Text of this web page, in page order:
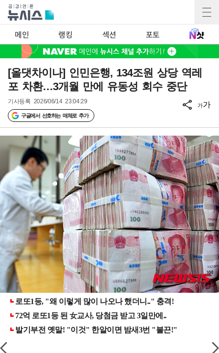
메인 랭킹 섹션 포토
[올댓차이나] 인민은행, 134조원 상당 역레
포 차환…3개월 만에 유동성 회수 중단
기사등록 2026/06/14 23:04:29
구글에서 선호하는 매체로 추가
가가